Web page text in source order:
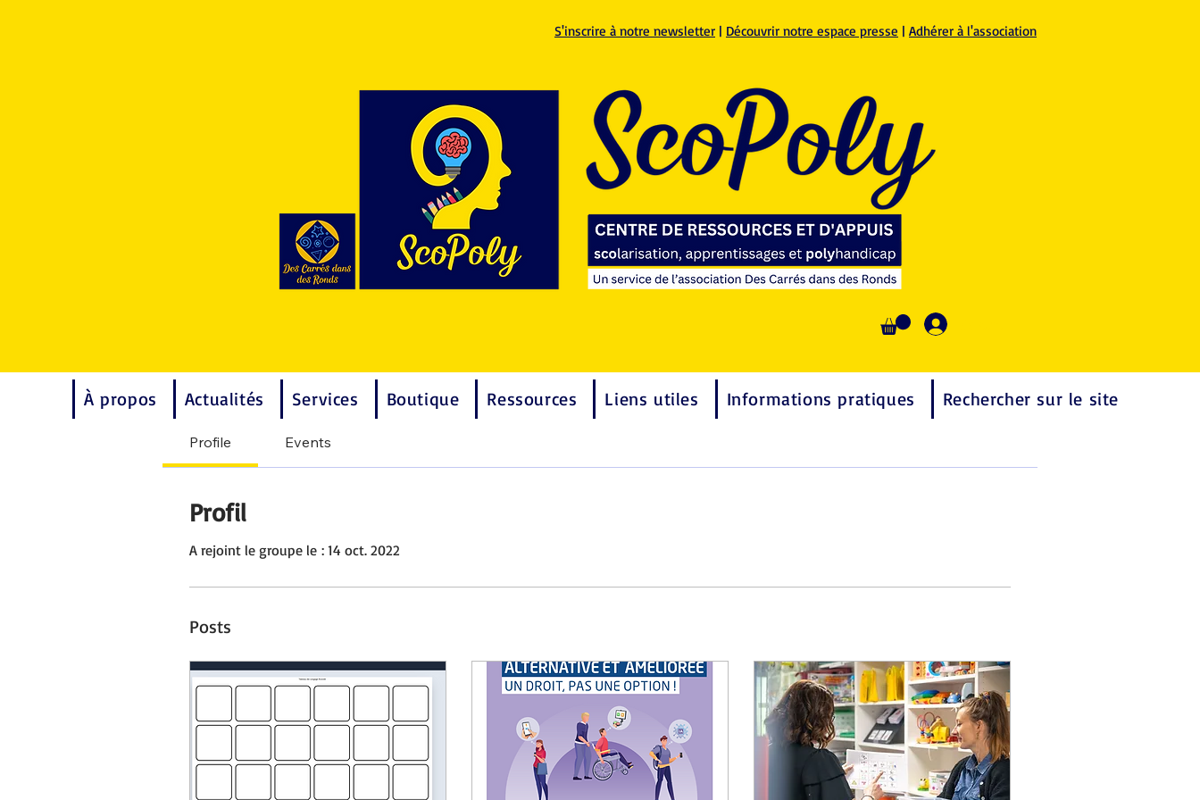
S'inscrire à notre newsletter | Découvrir notre espace presse | Adhérer à l'association
À propos Actualités Services Boutique Ressources Liens utiles Informations pratiques Rechercher sur le site
Profile Events
Profil
A rejoint le groupe le : 14 oct. 2022
Posts